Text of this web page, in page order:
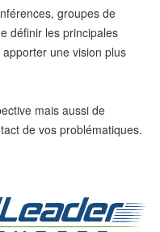
groupes de
définir les principales
une vision plus
mais aussi de
de vos problématiques.